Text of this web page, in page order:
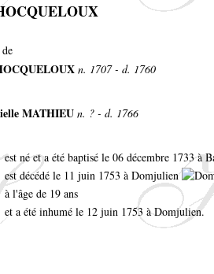
n. 1707 - d. 1760
MATHIEU n. ? - d. 1766
est né et a été baptisé le 06 décembre 1733 à
est décédé le 11 juin 1753 à Domjulien
à l'âge de 19 ans
et a été inhumé le 12 juin 1753 à Domjulien.